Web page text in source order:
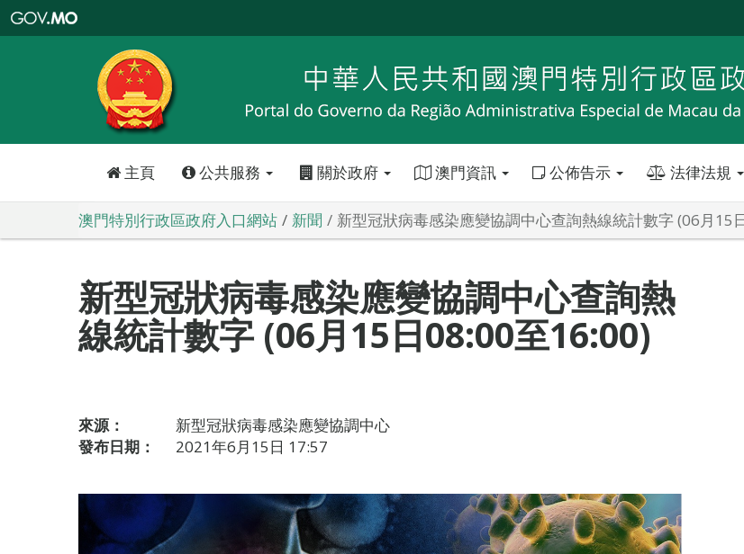
特
政
區
政
口
主頁 公共服務 關於政府 澳門資訊 公佈告示 法律法規
澳門特別行政區政府入口網站 新聞 新型冠狀病毒感染應變協調中心查詢熱線統計數字 (06月15
新型冠狀病毒感染應變協調中心查詢熱
線統計數字 (06月15日08:00至16:00)
來源：
新型冠狀病毒感染應變協調中心
發布日期：
2021年6月15日 17:57